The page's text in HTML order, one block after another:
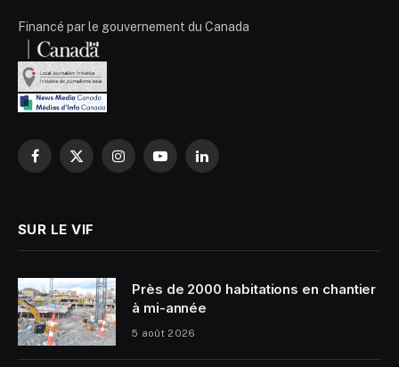
Financé par le gouvernement du Canada
Facebook
X
InstagramYouTubeLinkedIn
SUR LE VIF
Près de 2000 habitations en chantier
à mi-année
5 août 2026